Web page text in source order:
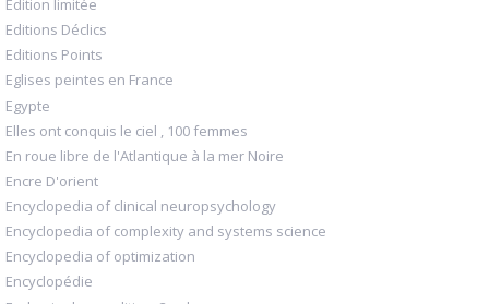
Edition limitée
Editions Déclics
Editions Points
Eglises peintes en France
Egypte
Elles ont conquis le ciel , 100 femmes
En roue libre de l'Atlantique à la mer Noire
Encre D'orient
Encyclopedia of clinical neuropsychology
Encyclopedia of complexity and systems science
Encyclopedia of optimization
Encyclopédie